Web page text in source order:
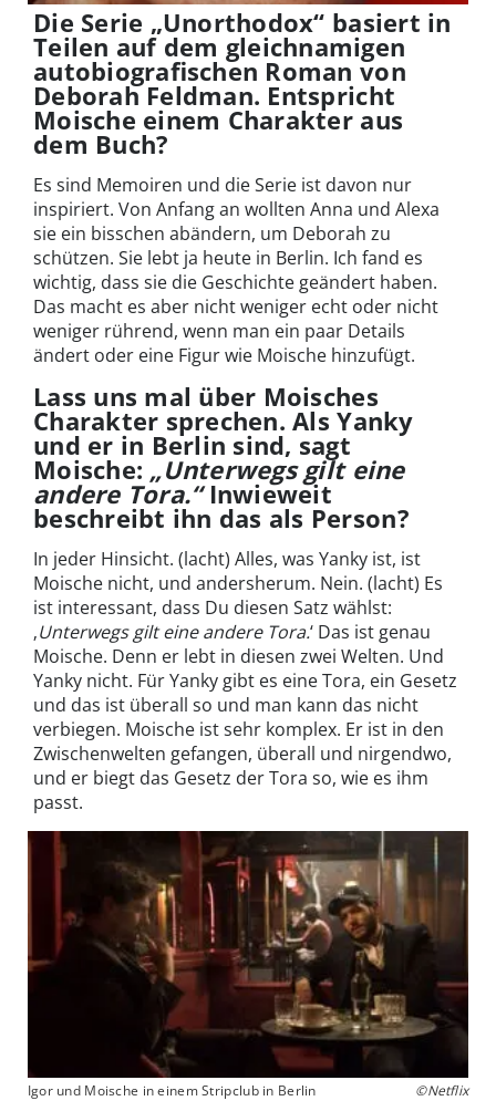
Die Serie „Unorthodox“ basiert in
Teilen auf dem gleichnamigen
autobiografischen Roman von
Deborah Feldman. Entspricht
Moische einem Charakter aus
dem Buch?
Es sind Memoiren und die Serie ist davon nur
inspiriert. Von Anfang an wollten Anna und Alexa
sie ein bisschen abändern, um Deborah zu
schützen. Sie lebt ja heute in Berlin. Ich fand es
wichtig, dass sie die Geschichte geändert haben.
Das macht es aber nicht weniger echt oder nicht
weniger rührend, wenn man ein paar Details
ändert oder eine Figur wie Moische hinzufügt.
Lass uns mal über Moisches
Charakter sprechen. Als Yanky
und er in Berlin sind, sagt
Moische: „Unterwegs gilt eine
andere Tora.“Inwieweit
beschreibt ihn das als Person?
In jeder Hinsicht. (lacht) Alles, was Yanky ist, ist
Moische nicht, und andersherum. Nein. (lacht) Es
ist interessant, dass Du diesen Satz wählst:
‚Unterwegs gilt eine andere Tora.‘ Das ist genau
Moische. Denn er lebt in diesen zwei Welten. Und
Yanky nicht. Für Yanky gibt es eine Tora, ein Gesetz
und das ist überall so und man kann das nicht
verbiegen. Moische ist sehr komplex. Er ist in den
Zwischenwelten gefangen, überall und nirgendwo,
und er biegt das Gesetz der Tora so, wie es ihm
passt.
Igor und Moische in einem Stripclub in Berlin ©Netflix